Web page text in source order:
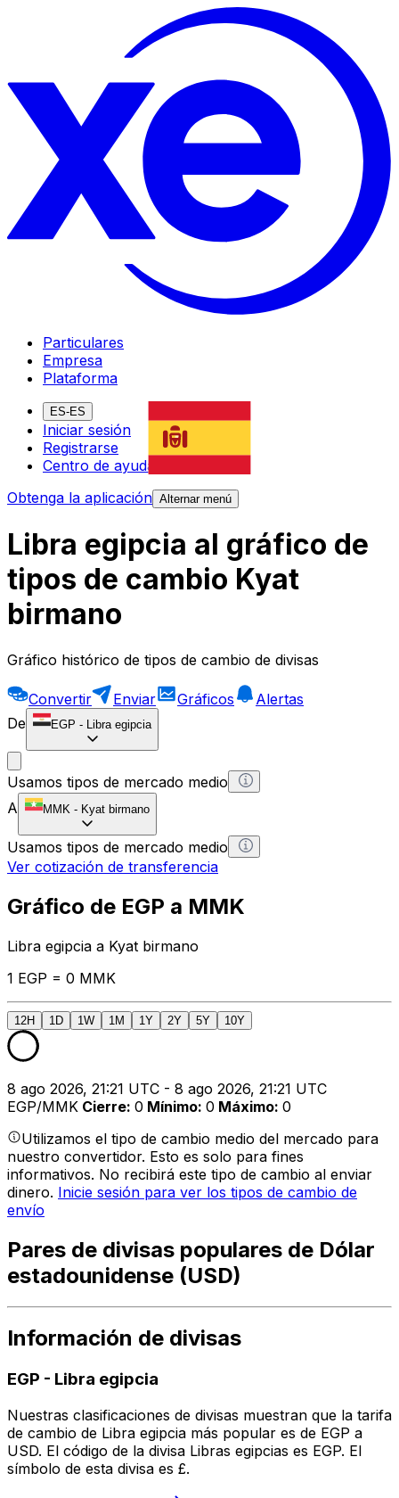
Particulares
Empresa
Plataforma
ES-ES
Iniciar sesión
Registrarse
Centro de ayuda
Obtenga la aplicación Alternar menú
Libra egipcia al gráfico de
tipos de cambio Kyat
birmano
Gráfico histórico de tipos de cambio de divisas
Convertir Enviar Gráficos
Alertas
De
EGP - Libra egipcia
Usamos tipos de mercado medio
A
MMK - Kyat birmano
Usamos tipos de mercado medio
Ver cotización de transferencia
Gráfico de EGP a MMK
Libra egipcia a Kyat birmano
1 EGP = 0 MMK
12H 1D 1W 1M 1Y 2Y 5Y 10Y
8 ago 2026, 21:21 UTC - 8 ago 2026, 21:21 UTC
EGP/MMK Cierre: 0 Mínimo: 0 Máximo: 0
Utilizamos el tipo de cambio medio del mercado para
nuestro convertidor. Esto es solo para fines
informativos. No recibirá este tipo de cambio al enviar
dinero. Inicie sesión para ver los tipos de cambio de
envío
Pares de divisas populares de Dólar
estadounidense (USD)
Información de divisas
EGP - Libra egipcia
Nuestras clasificaciones de divisas muestran que la tarifa
de cambio de Libra egipcia más popular es de EGP a
USD. El código de la divisa Libras egipcias es EGP. El
símbolo de esta divisa es £.